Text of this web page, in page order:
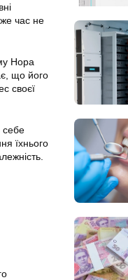
же час не
Нора
що його
своєї
себе
їхнього